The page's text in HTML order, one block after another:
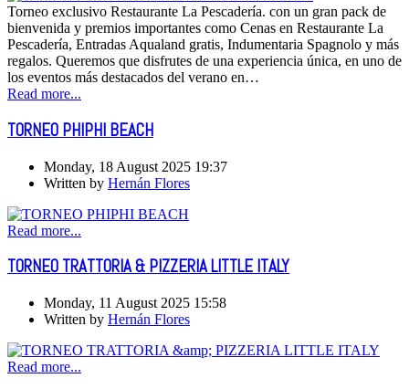
Torneo exclusivo Restaurante La Pescadería. con un gran pack de
bienvenida y premios importantes como Cenas en Restaurante La
Pescadería, Entradas Aqualand gratis, Indumentaria Spagnolo y más
regalos. Queremos que disfrutes de una experiencia única, en uno de
los eventos más destacados del verano en…
Read more...
TORNEO PHIPHI BEACH
Monday, 18 August 2025 19:37
Written by Hernán Flores
Read more...
TORNEO TRATTORIA & PIZZERIA LITTLE ITALY
Monday, 11 August 2025 15:58
Written by Hernán Flores
Read more...